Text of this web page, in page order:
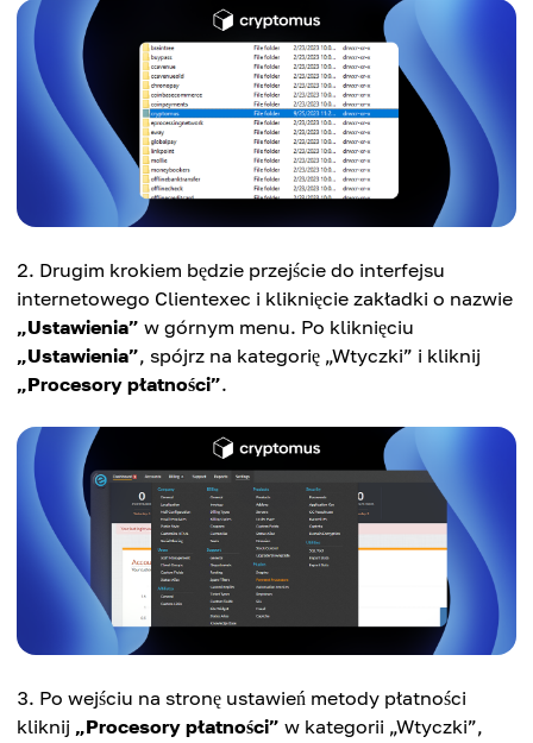
Drugim krokiem będzie przejście do interfejsu
internetowego Clientexec i kliknięcie zakładki o nazwie
„Ustawienia” w górnym menu. Po kliknięciu
„Ustawienia”, spójrz na kategorię „Wtyczki” i kliknij
„Procesory płatności”.
Po wejściu na stronę ustawień metody płatności
kliknij „Procesory płatności” w kategorii „Wtyczki”,